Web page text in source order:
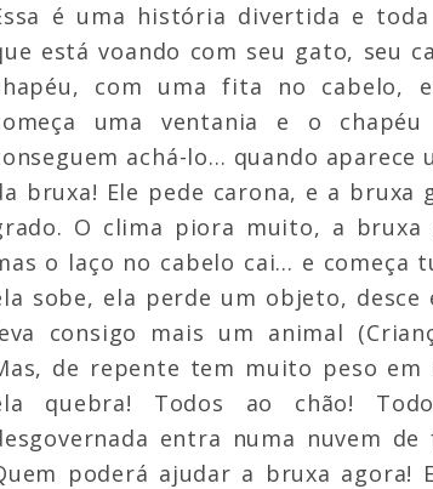
é uma história divertida e
está voando com seu gato, seu
péu, com uma fita no cabelo,
uma ventania e o chapéu
achá-lo... quando aparece
bruxa! Ele pede carona, e a bruxa
O clima piora muito, a bruxa
o laço no cabelo cai... e começa
sobe, ela perde um objeto, desce
va consigo mais um animal
, de repente tem muito peso em
a quebra! Todos ao chão!
entra numa nuvem de
poderá ajudar a bruxa agora!